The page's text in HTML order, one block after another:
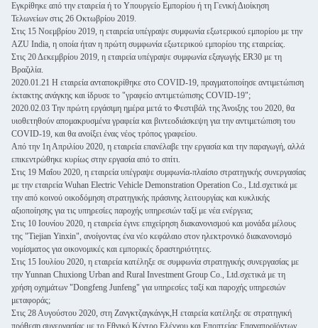
Εγκρίθηκε από την εταιρεία ή το Υπουργείο Εμπορίου ή τη Γενική Διοίκηση
Τελωνείων στις 26 Οκτωβρίου 2019.
Στις 15 Νοεμβρίου 2019, η εταιρεία υπέγραψε συμφωνία εξωτερικού εμπορίου με την
AZU India, η οποία ήταν η πρώτη συμφωνία εξωτερικού εμπορίου της εταιρείας.
Στις 20 Δεκεμβρίου 2019, η εταιρεία υπέγραψε συμφωνία εξαγωγής ER30 με τη
Βραζιλία.
2020.01.21 Η εταιρεία ανταποκρίθηκε στο COVID-19, πραγματοποίησε αντιμετώπιση
έκτακτης ανάγκης και ίδρυσε το "γραφείο αντιμετώπισης COVID-19";
2020.02.03 Την πρώτη εργάσιμη ημέρα μετά το Φεστιβάλ της Άνοιξης του 2020, θα
υιοθετηθούν απομακρυσμένα γραφεία και βιντεοδιάσκεψη για την αντιμετώπιση του
COVID-19, και θα ανοίξει ένας νέος τρόπος γραφείου.
Από την 1η Απριλίου 2020, η εταιρεία επανέλαβε την εργασία και την παραγωγή, αλλά
επικεντρώθηκε κυρίως στην εργασία από το σπίτι.
Στις 19 Μαΐου 2020, η εταιρεία υπέγραψε συμφωνία-πλαίσιο στρατηγικής συνεργασίας
με την εταιρεία Wuhan Electric Vehicle Demonstration Operation Co., Ltd.σχετικά με
την από κοινού οικοδόμηση στρατηγικής πράσινης λειτουργίας και κυκλικής
αξιοποίησης για τις υπηρεσίες παροχής υπηρεσιών ταξί με νέα ενέργεια;
Στις 10 Ιουνίου 2020, η εταιρεία έγινε επιχείρηση διακανονισμού και μονάδα μέλους
της "Tiejian Yinxin", ανοίγοντας ένα νέο κεφάλαιο στον ηλεκτρονικό διακανονισμό
νομίσματος για οικονομικές και εμπορικές δραστηριότητες.
Στις 15 Ιουλίου 2020, η εταιρεία κατέληξε σε συμφωνία στρατηγικής συνεργασίας με
την Yunnan Chuxiong Urban and Rural Investment Group Co., Ltd.σχετικά με τη
χρήση οχημάτων "Dongfeng Junfeng" για υπηρεσίες ταξί και παροχής υπηρεσιών
μεταφοράς;
Στις 28 Αυγούστου 2020, στη Ζανγκτζαγκάνγκ,Η εταιρεία κατέληξε σε στρατηγική